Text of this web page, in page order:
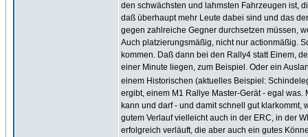
den schwächsten und lahmsten Fahrzeugen ist,
daß überhaupt mehr Leute dabei sind und das
gegen zahlreiche Gegner durchsetzen müssen,
Auch platzierungsmäßig, nicht nur actionmäßig.
kommen. Daß dann bei den Rally4 statt Einem,
einer Minute liegen, zum Beispiel. Oder ein
einem Historischen (aktuelles Beispiel:
ergibt, einem M1 Rallye Master-Gerät - egal
kann und darf - und damit schnell gut
gutem Verlauf vielleicht auch in der ERC, in der
erfolgreich verläuft, die aber auch ein gutes